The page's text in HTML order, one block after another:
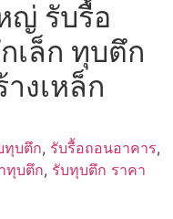
ญ่ รับรื้อ
เล็ก ทุบตึก
งเหล็ก
ทุบตึก, รับรื้อถอนอาคาร,
ทุบตึก, รับทุบตึก ราคา